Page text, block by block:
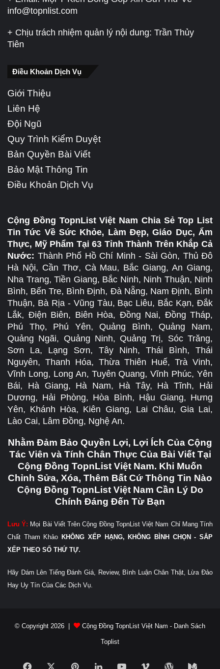
info@topnlist.com
+ Chịu trách nhiệm quản lý nội dung: Trần Thủy
Tiên
Điều Khoản Dịch Vụ
Giới Thiệu
Liên Hệ
Đội Ngũ
Quy Trình Kiểm Duyệt
Bản Quyền Bài Viết
Bảo Mật Thông Tin
Điều Khoản Dịch Vụ
Cộng Đồng TopnList Việt Nam Chia Sẻ Top List
Tin Tức Về Sức Khỏe, Làm Đẹp, Giáo Dục, Ẩm
Thực, Mỹ Phẩm Tại 63 Tỉnh Thành Trên Khắp Cả
Nước: Thành Phố Hồ Chí Minh - Sài Gòn, Thủ Đô
Hà Nội, Cần Thơ, Cà Mau, Bắc Giang, An Giang,
Nha Trang, Tiền Giang, Bắc Ninh, Ninh Thuận, Ninh
Bình, Bến Tre, Bình Định, Đà Nẵng, Nam Định, Bình
Thuận, Bà Rịa - Vũng Tàu, Bạc Liêu, Bắc Kạn, Đắk
Lắk, Điện Biên, Biên Hòa, Đồng Nai, Đồng Tháp,
Phú Thọ, Phú Yên, Quảng Bình, Quảng Nam,
Quảng Ngãi, Quảng Ninh, Quảng Trị, Sóc Trăng,
Sơn La, Lạng Sơn, Tây Ninh, Thái Bình, Thái
Nguyên, Thanh Hóa, Thừa Thiên Huế, Trà Vinh,
Vĩnh Long, Long An, Tuyên Quang, Vĩnh Phúc, Yên
Bái, Hà Giang, Hà Nam, Hà Tây, Hà Tĩnh, Hải
Dương, Hải Phòng, Hòa Bình, Hậu Giang, Hưng
Yên, Khánh Hòa, Kiên Giang, Lai Châu, Gia Lai,
Lào Cai, Lâm Đồng, Nghệ An.
Nhằm Đảm Bảo Quyền Lợi, Lợi Ích Của Cộng
Tác Viên và Tính Chân Thực Của Bài Viết Tại
Cộng Đồng TopnList Việt Nam. Khi Muốn
Chỉnh Sửa, Xóa, Thêm Bất Cứ Thông Tin Nào
Cộng Đồng TopnList Việt Nam Cần Lý Do
Chính Đáng Đến Từ Bạn
Lưu Ý: Mọi Bài Viết Trên Cộng Đồng TopnList Việt Nam Chỉ Mang Tính
Chất Tham Khảo KHÔNG XẾP HẠNG, KHÔNG BÌNH CHỌN - SẮP
XẾP THEO SỐ THỨ TỰ.
Hãy Dám Lên Tiếng Đánh Giá, Review, Bình Luận Chân Thật, Lừa Đảo
Hay Uy Tín Của Các Dịch Vụ.
© Copyright 2026 | Cộng Đồng TopnList Việt Nam - Danh Sách
Toplist
Facebook PinterestLinkedInYouTubeVimeo WordPress